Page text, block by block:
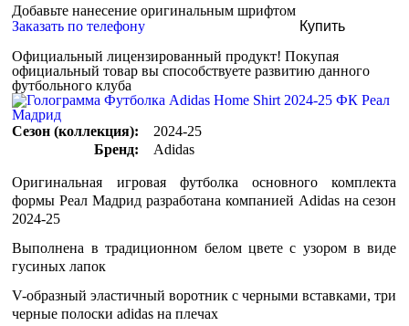
Добавьте нанесение оригинальным шрифтом
Заказать по телефону
Купить
Официальный лицензированный продукт!Покупая
официальный товар вы способствуете развитию данного
футбольного клуба
Сезон (коллекция):
2024-25
Бренд:
Adidas
Оригинальная игровая футболка основного комплекта
формы Реал Мадрид разработана компанией Adidas на сезон
2024-25
Выполнена в традиционном белом цвете с узором в виде
гусиных лапок
V-образный эластичный воротник с черными вставками, три
черные полоски adidas на плечах